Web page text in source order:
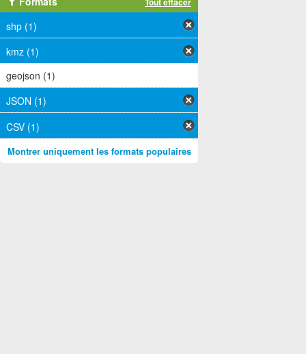
shp (1)
kmz (1)
geojson (1)
JSON (1)
CSV (1)
Montrer uniquement les formats populaires